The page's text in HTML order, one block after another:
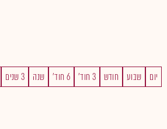
יום שבוע חודש 3 חוד' 6 חוד' שנה 3 שנים